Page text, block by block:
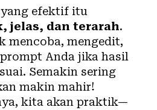
efektif itu
jelas, dan terarah.
mencoba, mengedit,
Anda jika hasil
Semakin sering
makin mahir!
kita akan praktik—